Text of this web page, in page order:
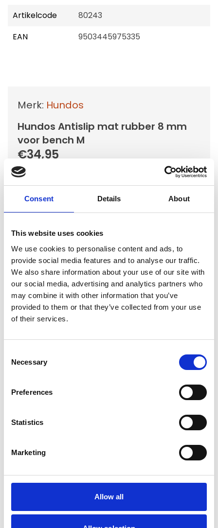
Consent Details About
This website uses cookies
We use cookies to personalise content and ads, to
provide social media features and to analyse our traffic.
We also share information about your use of our site with
our social media, advertising and analytics partners who
may combine it with other information that you’ve
provided to them or that they’ve collected from your use
of their services.
Selection
Necessary
Preferences
Statistics
Marketing
Allow all
Artikelcode
80243
EAN
9503445975335
Merk: Hundos
Hundos Antislip mat rubber 8 mm
voor bench M
€34,95
Op voorraad
Voor 15.00 uur besteld dezelfde werkdag
verzonden
Verzending €7,95 België
In winkelwagen
Hundos Pro Benchkussen
In winkelwagen
Hundos Antislipmat voor